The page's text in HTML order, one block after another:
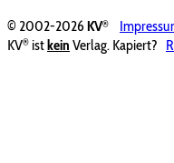
© 2002-2026KV®
KV® ist kein Verlag. Kapiert?